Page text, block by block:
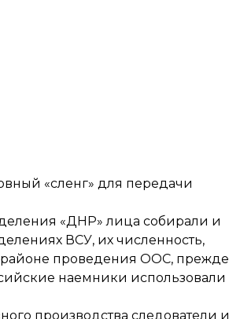
«сленг» для передачи
«ДНР» лица собирали и
ВСУ, их численность,
проведения ООС, прежде
наемники использовали
производства следователи и